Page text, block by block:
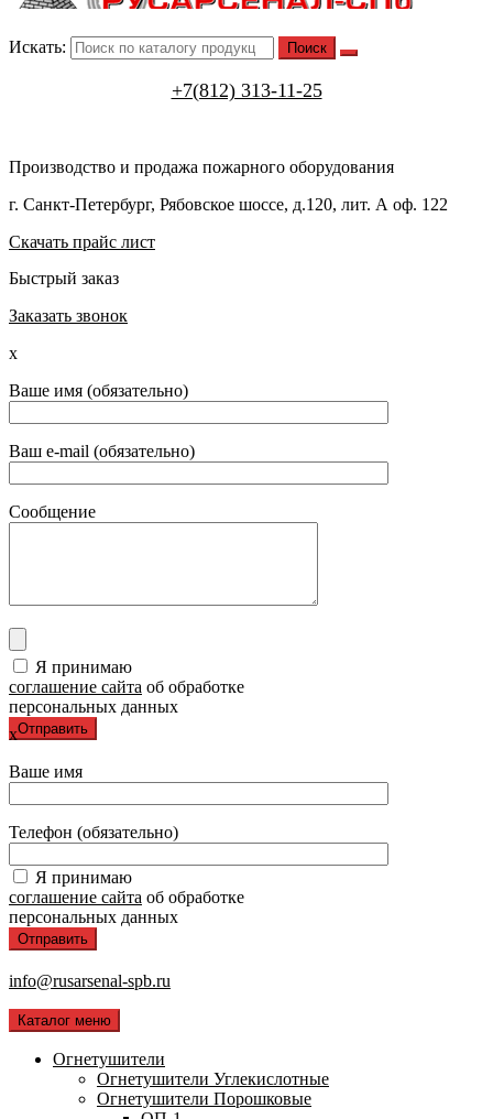
Искать:
+7(812) 313-11-25
Производство и продажа пожарного оборудования
г. Санкт-Петербург, Рябовское шоссе, д.120, лит. А оф. 122
Скачать прайс лист
Быстрый заказ
Заказать звонок
x
Ваше имя (обязательно)
Ваш e-mail (обязательно)
Сообщение
Я принимаю
соглашение сайта об обработке
персональных данных
x
Ваше имя
Телефон (обязательно)
Я принимаю
соглашение сайта об обработке
персональных данных
info@rusarsenal-spb.ru
Каталог меню
Огнетушители
Огнетушители Углекислотные
Огнетушители Порошковые